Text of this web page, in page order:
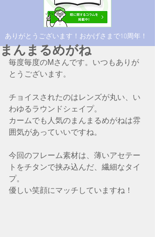
​ありがとうございます！おかげさまで10周年！
まんまるめがね
毎度毎度のMさんです。いつもありが
とうございます。
チョイスされたのはレンズが丸い、い
わゆるラウンドシェイプ。
カームでも人気のまんまるめがねは雰
囲気があっていいですね。
今回のフレーム素材は、薄いアセテー
トをチタンで挟み込んだ、繊細なタイ
プ。
優しい笑顔にマッチしていますね！